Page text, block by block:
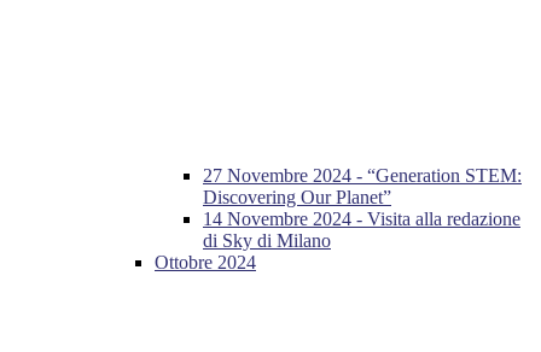
27 Novembre 2024 - “Generation STEM:
Discovering Our Planet”
14 Novembre 2024 - Visita alla redazione
di Sky di Milano
Ottobre 2024